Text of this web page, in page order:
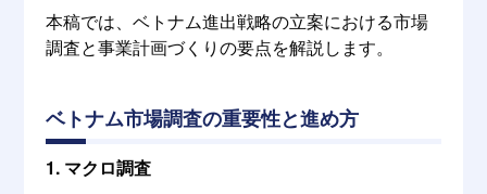
本稿では、ベトナム進出戦略の立案における市場
調査と事業計画づくりの要点を解説します。
ベトナム市場調査の重要性と進め方
1. マクロ調査